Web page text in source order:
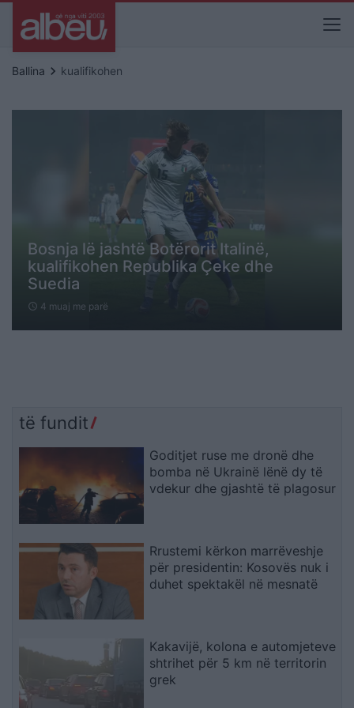
Ballina keyboard_arrow_right kualifikohen
Bosnja lë jashtë Botërorit Italinë,
kualifikohen Republika Çeke dhe
Suedia
schedule 4 muaj me parë
të fundit
Goditjet ruse me dronë dhe
bomba në Ukrainë lënë dy të
vdekur dhe gjashtë të plagosur
Rrustemi kërkon marrëveshje
për presidentin: Kosovës nuk i
duhet spektakël në mesnatë
Kakavijë, kolona e automjeteve
shtrihet për 5 km në territorin
grek